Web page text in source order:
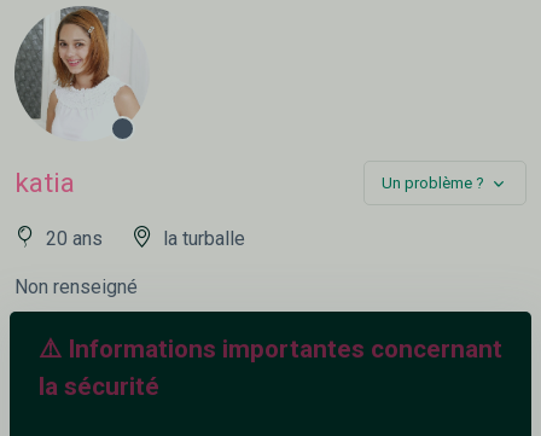
⚠️ Informations importantes concernant
la sécurité
katia Un problème ?
20 ans la turballe
Non renseigné
523+